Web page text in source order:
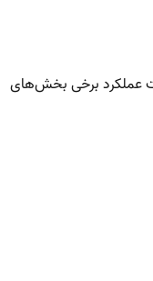
عملکرد برخی بخش‌های